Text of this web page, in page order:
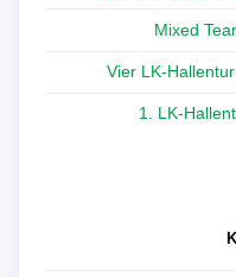
Mixed
Vier LK-
1. LK-